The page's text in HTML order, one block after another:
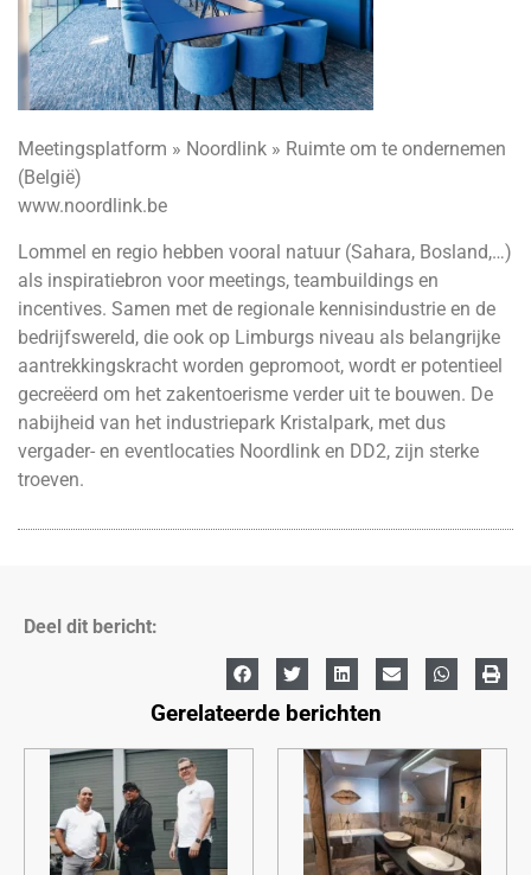
Meetingsplatform » Noordlink » Ruimte om te ondernemen
(België)
www.noordlink.be
Lommel en regio hebben vooral natuur (Sahara, Bosland,…)
als inspiratiebron voor meetings, teambuildings en
incentives. Samen met de regionale kennisindustrie en de
bedrijfswereld, die ook op Limburgs niveau als belangrijke
aantrekkingskracht worden gepromoot, wordt er potentieel
gecreëerd om het zakentoerisme verder uit te bouwen. De
nabijheid van het industriepark Kristalpark, met dus
vergader- en eventlocaties Noordlink en DD2, zijn sterke
troeven.
Deel dit bericht:
Gerelateerde berichten